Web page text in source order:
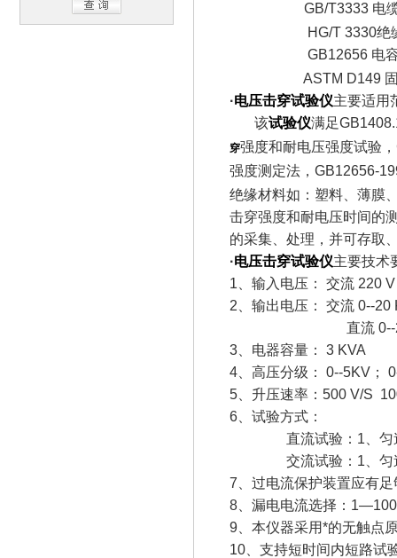
GB/T3333 电缆
HG/T 3330绝缘漆
GB12656 电容器
ASTM D149 固体电
·电压击穿试验仪主要适用
该试验仪满足
穿强度和耐电压强度试验
强度测定法，GB12656-
绝缘材料如：塑料、薄膜
击穿强度和耐电压时间的
的采集、处理，并可存取
·电压击穿试验仪主要技术
1、输入电压： 交流 220 V
2、输出电压： 交流 0--20
直流 0--20
3、电器容量： 3 KVA
4、高压分级： 0--5KV；
5、升压速率：500 V/S
6、试验方式：
直流试验：1、匀速
交流试验：1、匀速
7、过电流保护装置应有
8、漏电电流选择：
9、本仪器采用*的无触点
10、支持短时间内短路试